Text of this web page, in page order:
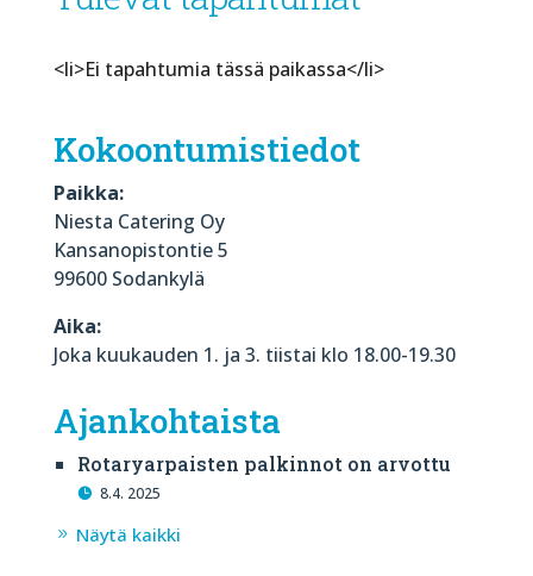
<li>Ei tapahtumia tässä paikassa</li>
Kokoontumistiedot
Paikka:
Niesta Catering Oy
Kansanopistontie 5
99600 Sodankylä
Aika:
Joka kuukauden 1. ja 3. tiistai klo 18.00-19.30
Ajankohtaista
Rotaryarpaisten palkinnot on arvottu
8.4. 2025
Näytä kaikki